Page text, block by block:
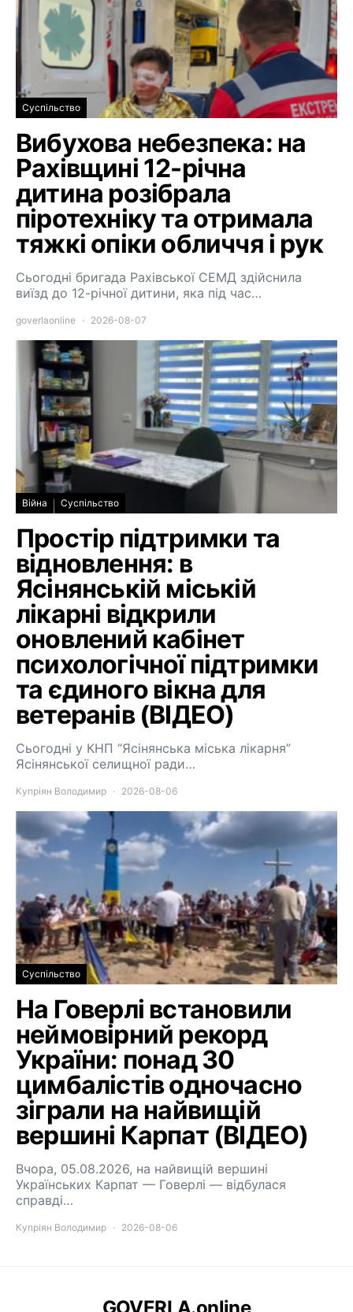
Суспільство
Вибухова небезпека: на
Рахівщині 12-річна
дитина розібрала
піротехніку та отримала
тяжкі опіки обличчя і рук
Сьогодні бригада Рахівської СЕМД здійснила
виїзд до 12-річної дитини, яка під час…
goverlaonline 2026-08-07
Війна Суспільство
Простір підтримки та
відновлення: в
Ясінянській міській
лікарні відкрили
оновлений кабінет
психологічної підтримки
та єдиного вікна для
ветеранів (ВІДЕО)
Сьогодні у КНП “Ясінянська міська лікарня”
Ясінянської селищної ради…
Купріян Володимир 2026-08-06
Суспільство
На Говерлі встановили
неймовірний рекорд
України: понад 30
цимбалістів одночасно
зіграли на найвищій
вершині Карпат (ВІДЕО)
Вчора, 05.08.2026, на найвищій вершині
Українських Карпат — Говерлі — відбулася
справді…
Купріян Володимир 2026-08-06